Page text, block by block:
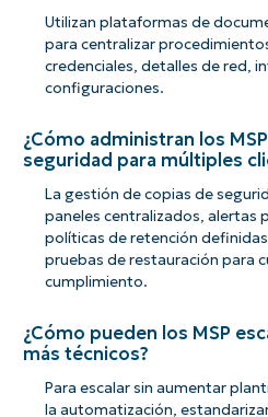
Utilizan plataformas de
para centralizar
credenciales, detalles de red,
configuraciones.
¿Cómo administran los
seguridad para múltiples
La gestión de copias de
paneles centralizados, alertas
políticas de retención
pruebas de restauración para
cumplimiento.
¿Cómo pueden los MSP
más técnicos?
Para escalar sin aumentar
la automatización,